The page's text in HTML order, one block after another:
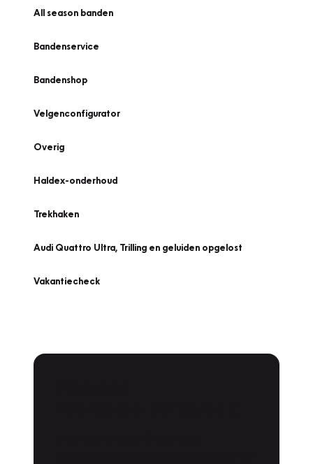
All season banden
Bandenservice
Bandenshop
Velgenconfigurator
Overig
Haldex-onderhoud
Trekhaken
Audi Quattro Ultra, Trilling en geluiden opgelost
Vakantiecheck